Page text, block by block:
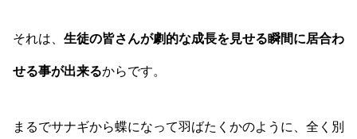
それは、 生徒の皆さんが劇的な成長を見せる瞬間に居合わ
せる事が出来るからです。
まるでサナギから蝶になって羽ばたくかのように、全く別